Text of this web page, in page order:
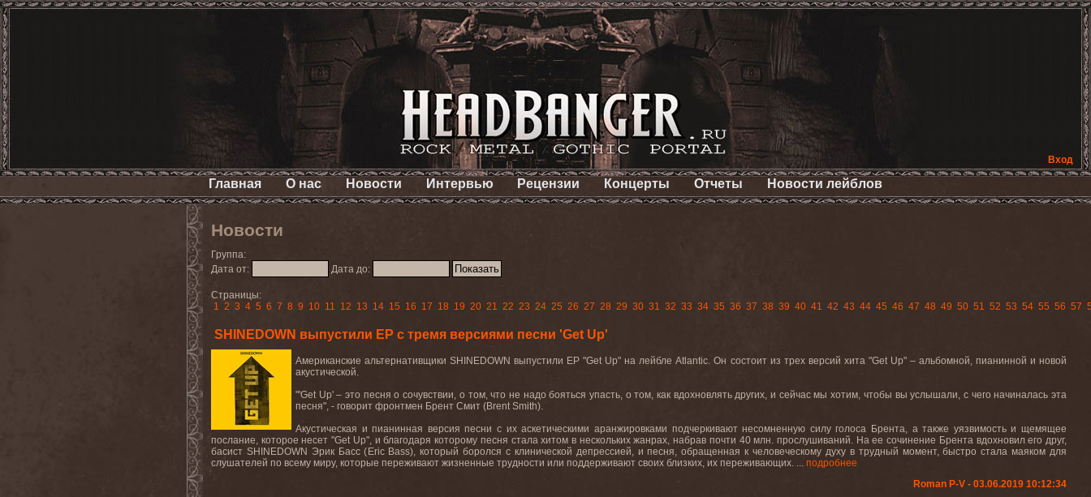
Вход
Главная О нас Новости Интервью Рецензии Концерты Отчеты Новости лейблов
Новости
Группа:
Дата от:
Дата до:
Страницы:
1 2 3 4 5 6 7 8 9 10 11 12 13 14 15 16 17 18 19 20 21 22 23 24 25 26 27 28 29 30 31 32 33 34 35 36 37 38 39 40 41 42 43 44 45 46 47 48 49 50 51 52 53 54 55 56 57
SHINEDOWN выпустили EP с тремя версиями песни 'Get Up'
Американские альтернативщикиSHINEDOWN выпустили EP "Get Up"на лейблеAtlantic. Он состоит из трех версий хита "Get Up" – альбомной, пианинной и новой
акустической.
"'Get Up'– это песня о сочувствии, о том, что не надо бояться упасть, о том, как вдохновлять других, и сейчас мы хотим, чтобы вы услышали, с чего начиналась эта
песня", - говорит фронтмен Брент Смит (Brent Smith).
Акустическая и пианинная версия песни с их аскетическими аранжировками подчеркивают несомненную силу голоса Брента, а также уязвимость и щемящее
послание, которое несет"Get Up", и благодаря которому песня стала хитом в нескольких жанрах, набрав почти 40 млн. прослушиваний. На ее сочинение Брента вдохновил его друг,
басист SHINEDOWN Эрик Басс ( Eric Bass),который боролся с клинической депрессией, и песня, обращенная к человеческому духу в трудный момент, быстро стала маяком для
слушателей по всему миру, которые переживают жизненные трудности или поддерживают своих близких, их переживающих. ... подробнее
Roman P-V - 03.06.2019 10:12:34